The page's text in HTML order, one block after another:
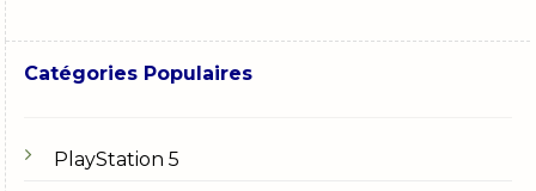
Catégories Populaires
PlayStation 5